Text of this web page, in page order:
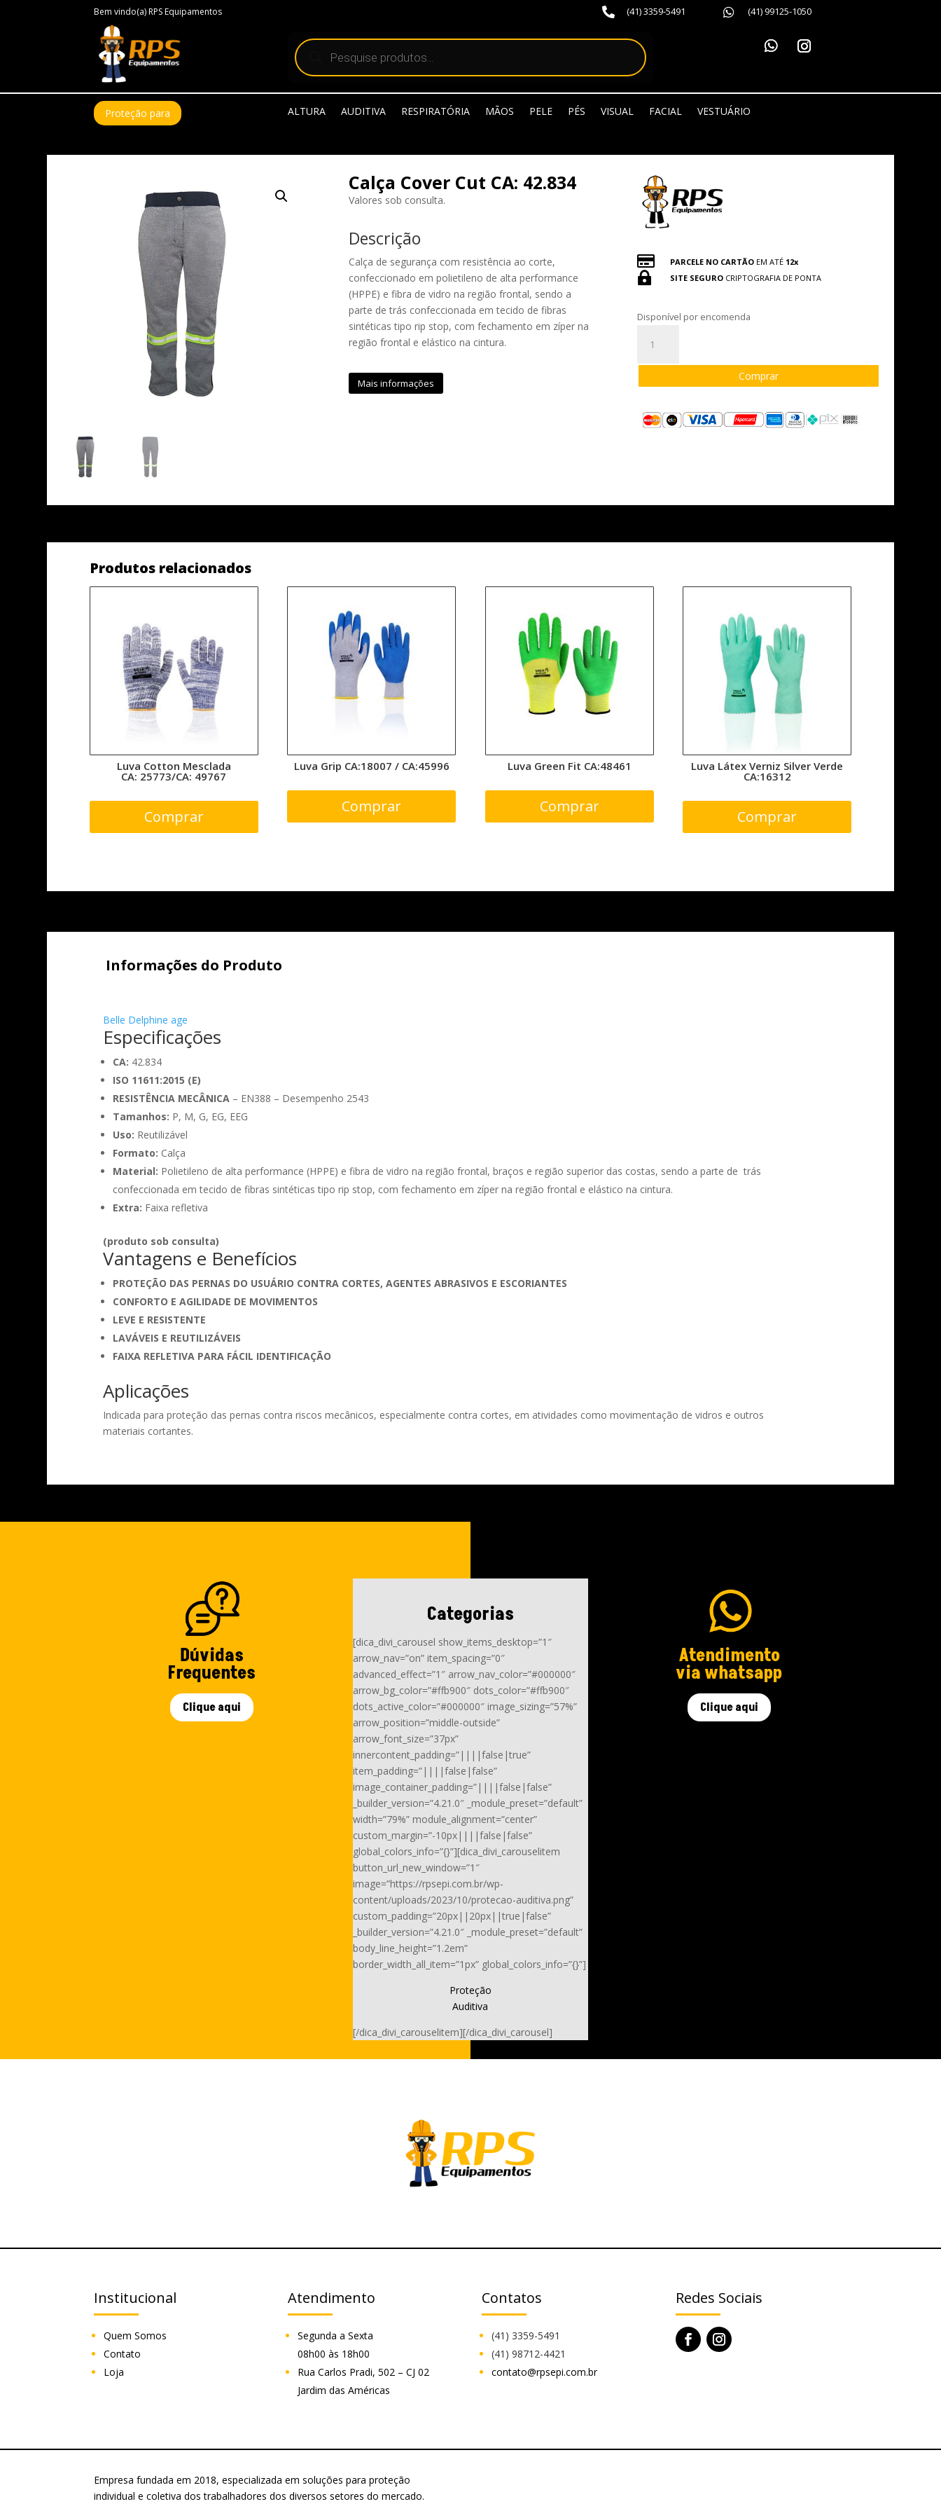
Bem vindo(a) RPS Equipamentos  (41) 3359-5491  (41) 99125-1050
Pesquisar
produtos
Proteção para ALTURA AUDITIVA RESPIRATÓRIA MÃOS PELE PÉS VISUAL FACIAL VESTUÁRIO
Calça Cover Cut CA: 42.834
Valores sob consulta.
Descrição
Calça de segurança com resistência ao corte,
confeccionado em polietileno de alta performance
(HPPE) e fibra de vidro na região frontal, sendo a
parte de trás confeccionada em tecido de fibras
sintéticas tipo rip stop, com fechamento em zíper na
região frontal e elástico na cintura.
Mais informações
 PARCELE NO CARTÃO EM ATÉ 12x
 SITE SEGURO CRIPTOGRAFIA DE PONTA
Disponível por encomenda
Cover
Cut
Comprar
Produtos relacionados
Luva Cotton Mesclada
CA: 25773/CA: 49767
Comprar
Luva Grip CA:18007 / CA:45996
Comprar
Luva Green Fit CA:48461
Comprar
Luva Látex Verniz Silver Verde
CA:16312
Comprar
Informações do Produto
Belle Delphine age
Especificações
CA: 42.834
ISO 11611:2015 (E)
RESISTÊNCIA MECÂNICA – EN388 – Desempenho 2543
Tamanhos: P, M, G, EG, EEG
Uso: Reutilizável
Formato: Calça
Material: Polietileno de alta performance (HPPE) e fibra de vidro na região frontal, braços e região superior das costas, sendo a parte de trás
confeccionada em tecido de fibras sintéticas tipo rip stop, com fechamento em zíper na região frontal e elástico na cintura.
Extra: Faixa refletiva
(produto sob consulta)
Vantagens e Benefícios
PROTEÇÃO DAS PERNAS DO USUÁRIO CONTRA CORTES, AGENTES ABRASIVOS E ESCORIANTES
CONFORTO E AGILIDADE DE MOVIMENTOS
LEVE E RESISTENTE
LAVÁVEIS E REUTILIZÁVEIS
FAIXA REFLETIVA PARA FÁCIL IDENTIFICAÇÃO
Aplicações
Indicada para proteção das pernas contra riscos mecânicos, especialmente contra cortes, em atividades como movimentação de vidros e outros
materiais cortantes.
Dúvidas
Frequentes
Clique aqui
Categorias
[dica_divi_carousel show_items_desktop=”1″
arrow_nav=”on” item_spacing=”0″
advanced_effect=”1″ arrow_nav_color=”#000000″
arrow_bg_color=”#ffb900″ dots_color=”#ffb900″
dots_active_color=”#000000″ image_sizing=”57%”
arrow_position=”middle-outside”
arrow_font_size=”37px”
innercontent_padding=”||||false|true”
item_padding=”||||false|false”
image_container_padding=”||||false|false”
_builder_version=”4.21.0″ _module_preset=”default”
width=”79%” module_alignment=”center”
custom_margin=”-10px||||false|false”
global_colors_info=”{}”][dica_divi_carouselitem
button_url_new_window=”1″
image=”https://rpsepi.com.br/wp-
content/uploads/2023/10/protecao-auditiva.png”
custom_padding=”20px||20px||true|false”
_builder_version=”4.21.0″ _module_preset=”default”
body_line_height=”1.2em”
border_width_all_item=”1px” global_colors_info=”{}”]
Proteção
Auditiva
[/dica_divi_carouselitem][/dica_divi_carousel]
Atendimento
via whatsapp
Clique aqui
Institucional
Quem Somos
Contato
Loja
Atendimento
Segunda a Sexta
08h00 às 18h00
Rua Carlos Pradi, 502 – CJ 02
Jardim das Américas
Contatos
(41) 3359-5491
(41) 98712-4421
contato@rpsepi.com.br
Redes Sociais
Empresa fundada em 2018, especializada em soluções para proteção
individual e coletiva dos trabalhadores dos diversos setores do mercado.